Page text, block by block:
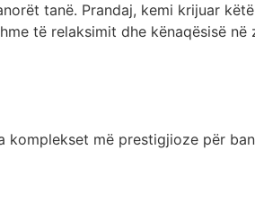
tanë. Prandaj, kemi krijuar
të relaksimit dhe kënaqësisë
komplekset më prestigjioze për